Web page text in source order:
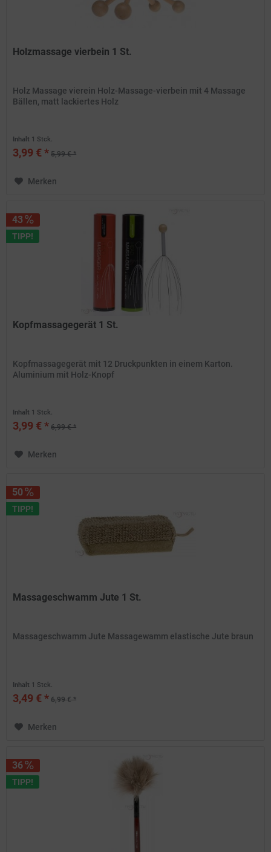
Holzmassage vierbein 1 St.
Holz Massage vierein Holz-Massage-vierbein mit 4 Massage
Bällen, matt lackiertes Holz
Inhalt 1 Stck.
3,99 € * 5,99 € *
Merken
43
TIPP!
Kopfmassagegerät 1 St.
Kopfmassagegerät mit 12 Druckpunkten in einem Karton.
Aluminium mit Holz-Knopf
Inhalt 1 Stck.
3,99 € * 6,99 € *
Merken
50
TIPP!
Massageschwamm Jute 1 St.
Massageschwamm Jute Massagewamm elastische Jute braun
Inhalt 1 Stck.
3,49 € * 6,99 € *
Merken
36
TIPP!